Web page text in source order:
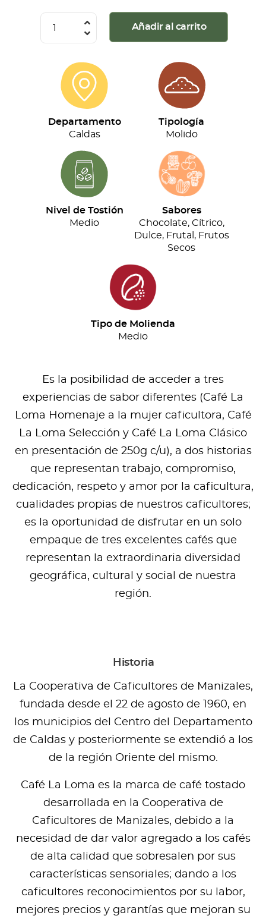
Cerrar Sesión
Tripack
c/u)
cantidad
Añadir al carrito
Departamento
Caldas
Tipología
Molido
Nivel de Tostión
Medio
Sabores
Chocolate, Cítrico,
Dulce, Frutal, Frutos
Secos
Tipo de Molienda
Medio
Es la posibilidad de acceder a tres
experiencias de sabor diferentes (Café La
Loma Homenaje a la mujer caficultora, Café
La Loma Selección y Café La Loma Clásico
en presentación de 250g c/u), a dos historias
que representan trabajo, compromiso,
dedicación, respeto y amor por la caficultura,
cualidades propias de nuestros caficultores;
es la oportunidad de disfrutar en un solo
empaque de tres excelentes cafés que
representan la extraordinaria diversidad
geográfica, cultural y social de nuestra
región.
Historia
La Cooperativa de Caficultores de Manizales,
fundada desde el 22 de agosto de 1960, en
los municipios del Centro del Departamento
de Caldas y posteriormente se extendió a los
de la región Oriente del mismo.
Café La Loma es la marca de café tostado
desarrollada en la Cooperativa de
Caficultores de Manizales, debido a la
necesidad de dar valor agregado a los cafés
de alta calidad que sobresalen por sus
características sensoriales; dando a los
caficultores reconocimientos por su labor,
mejores precios y garantías que mejoran su